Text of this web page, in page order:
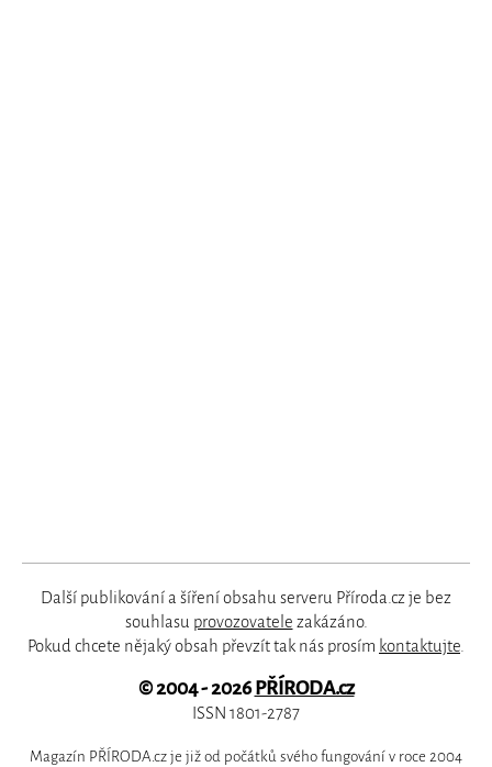
Další publikování a šíření obsahu serveru Příroda.cz je bez
souhlasu provozovatele zakázáno.
Pokud chcete nějaký obsah převzít tak nás prosím kontaktujte.
© 2004 - 2026PŘÍRODA.cz
ISSN 1801-2787
Magazín PŘÍRODA.cz je již od počátků svého fungování v roce 2004